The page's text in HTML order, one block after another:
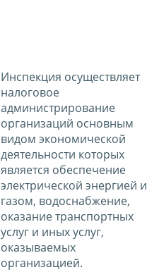
Инспекция осуществляет
налоговое
администрирование
организаций основным
видом экономической
деятельности которых
является обеспечение
электрической энергией и
газом, водоснабжение,
оказание транспортных
услуг и иных услуг,
оказываемых
организацией.